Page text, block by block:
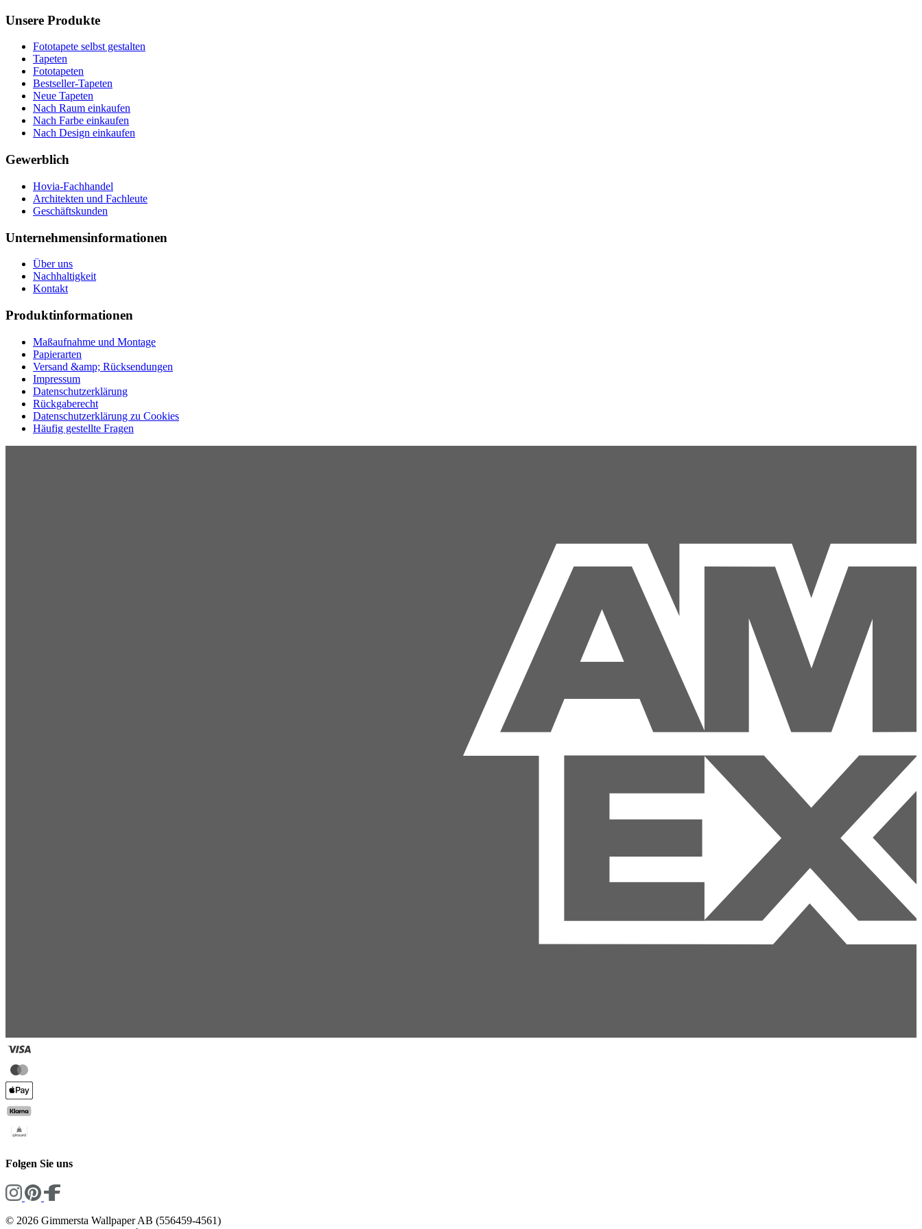
Unsere Produkte
Fototapete selbst gestalten
Tapeten
Fototapeten
Bestseller-Tapeten
Neue Tapeten
Nach Raum einkaufen
Nach Farbe einkaufen
Nach Design einkaufen
Gewerblich
Hovia-Fachhandel
Architekten und Fachleute
Geschäftskunden
Unternehmensinformationen
Über uns
Nachhaltigkeit
Kontakt
Produktinformationen
Maßaufnahme und Montage
Papierarten
Versand &amp; Rücksendungen
Impressum
Datenschutzerklärung
Rückgaberecht
Datenschutzerklärung zu Cookies
Häufig gestellte Fragen
Folgen Sie uns
© 2026 Gimmersta Wallpaper AB (556459-4561)